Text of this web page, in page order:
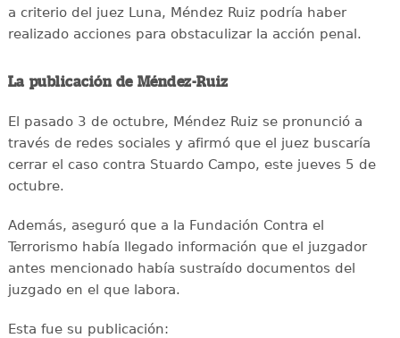
a criterio del juez Luna, Méndez Ruiz podría haber
realizado acciones para obstaculizar la acción penal.
La publicación de Méndez-Ruiz
El pasado 3 de octubre, Méndez Ruiz se pronunció a
través de redes sociales y afirmó que el juez buscaría
cerrar el caso contra Stuardo Campo, este jueves 5 de
octubre.
Además, aseguró que a la Fundación Contra el
Terrorismo había llegado información que el juzgador
antes mencionado había sustraído documentos del
juzgado en el que labora.
Esta fue su publicación: